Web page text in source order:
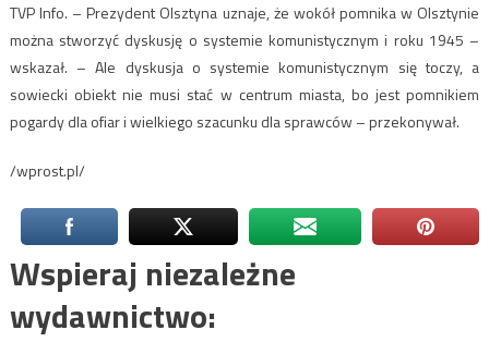
TVP Info. – Prezydent Olsztyna uznaje, że wokół pomnika w Olsztynie
można stworzyć dyskusję o systemie komunistycznym i roku 1945 –
wskazał. – Ale dyskusja o systemie komunistycznym się toczy, a
sowiecki obiekt nie musi stać w centrum miasta, bo jest pomnikiem
pogardy dla ofiar i wielkiego szacunku dla sprawców – przekonywał.
/wprost.pl/
Wspieraj niezależne
wydawnictwo: